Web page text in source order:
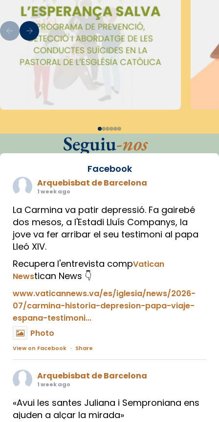
Seguiu-nos
Facebook
Arquebisbat de Barcelona
1 week ago
La Carmina va patir depressió. Fa gairebé
dos mesos, a l'Estadi Lluís Companys, la
jove va fer arribar el seu testimoni al papa
Lleó XIV.
Recupera l'entrevista compVatican
Newstican News 👇
www.vaticannews.va/es/iglesia/news/2026-
07/carmina-historia-depresion-papa-viaje-
espana-testimoni...
Photo
View on Facebook · Share
Arquebisbat de Barcelona
1 week ago
«Avui les santes Juliana i Semproniana ens
ajuden a alçar la mirada»